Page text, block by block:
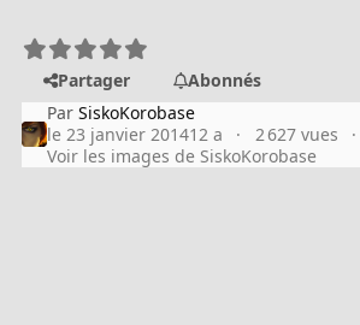
Partager
Abonnés
ParSiskoKorobase
le 23 janvier 201412 a
2 627 vues
Voir les images de SiskoKorobase